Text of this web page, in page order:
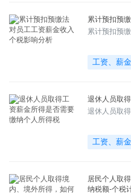
累计预扣预
累计预扣预
工资、薪
退休人员取
退休人员取
工资、薪
居民个人取
纳税额-个税